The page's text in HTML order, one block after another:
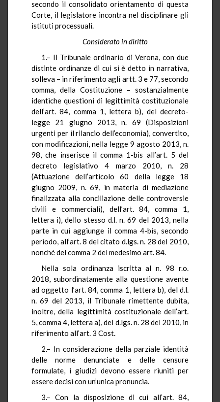
secondo il consolidato orientamento di questa
Corte, il legislatore incontra nel disciplinare gli
istituti processuali.
Considerato in diritto
1.– Il Tribunale ordinario di Verona, con due
distinte ordinanze di cui si è detto in narrativa,
solleva – in riferimento agli artt. 3 e 77, secondo
comma, della Costituzione – sostanzialmente
identiche questioni di legittimità costituzionale
dell’art. 84, comma 1, lettera b), del decreto-
legge 21 giugno 2013, n. 69 (Disposizioni
urgenti per il rilancio dell’economia), convertito,
con modificazioni, nella legge 9 agosto 2013, n.
98, che inserisce il comma 1-bis all’art. 5 del
decreto legislativo 4 marzo 2010, n. 28
(Attuazione dell’articolo 60 della legge 18
giugno 2009, n. 69, in materia di mediazione
finalizzata alla conciliazione delle controversie
civili e commerciali), dell’art. 84, comma 1,
lettera i), dello stesso d.l. n. 69 del 2013, nella
parte in cui aggiunge il comma 4-bis, secondo
periodo, all’art. 8 del citato d.lgs. n. 28 del 2010,
nonché del comma 2 del medesimo art. 84.
Nella sola ordinanza iscritta al n. 98 r.o.
2018, subordinatamente alla questione avente
ad oggetto l’art. 84, comma 1, lettera b), del d.l.
n. 69 del 2013, il Tribunale rimettente dubita,
inoltre, della legittimità costituzionale dell’art.
5, comma 4, lettera a), del d.lgs. n. 28 del 2010, in
riferimento all’art. 3 Cost.
2.– In considerazione della parziale identità
delle norme denunciate e delle censure
formulate, i giudizi devono essere riuniti per
essere decisi con un’unica pronuncia.
3.– Con la disposizione di cui all’art. 84,